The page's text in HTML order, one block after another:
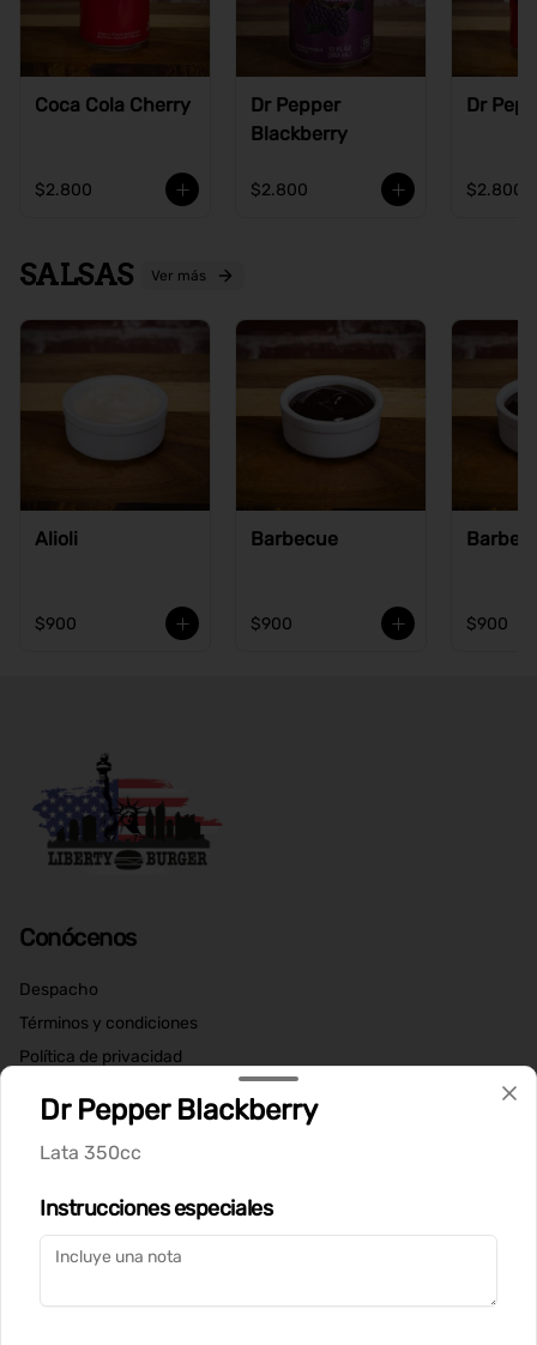
Coca Cola Cherry
$2.800
Dr Pepper
Blackberry
$2.800
Dr
$2.800
SALSAS Ver más
Alioli
$900
Barbecue
$900 $900
Conócenos
Despacho
Términos y condiciones
Política de privacidad
Redes sociales
Instagram
Mi cuenta
Iniciar sesión
Dr Pepper Blackberry
Lata 350cc
Instrucciones especiales